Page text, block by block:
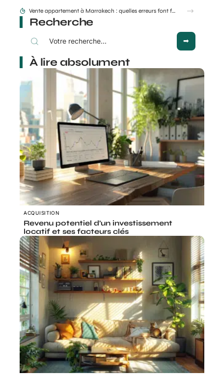
Vente appartement à Marrakech : quelles erreurs font fuir les acheteurs ?
Recherche
À lire absolument
ACQUISITION
Revenu potentiel d’un investissement
locatif et ses facteurs clés